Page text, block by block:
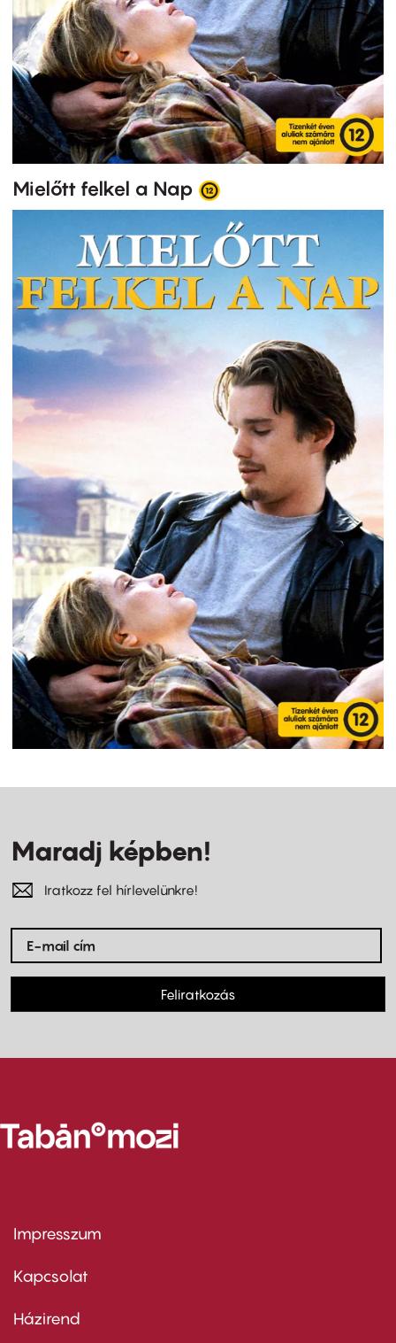
Mielőtt felkel a Nap
Maradj képben!
Iratkozz fel hírlevelünkre!
Feliratkozás
Footer
first
Impresszum
Kapcsolat
Footer
Házirend